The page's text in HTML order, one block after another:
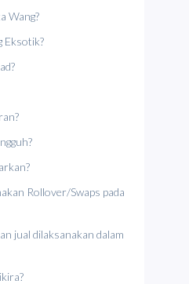
Wang?
Eksotik?
Rollover/Swaps pada
jual dilaksanakan dalam